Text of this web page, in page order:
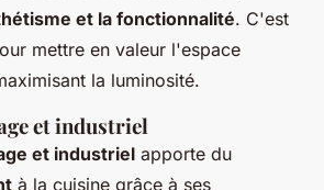
et la fonctionnalité. C'est
mettre en valeur l'espace
la luminosité.
et industriel
et industriel apporte du
à la cuisine grâce à ses